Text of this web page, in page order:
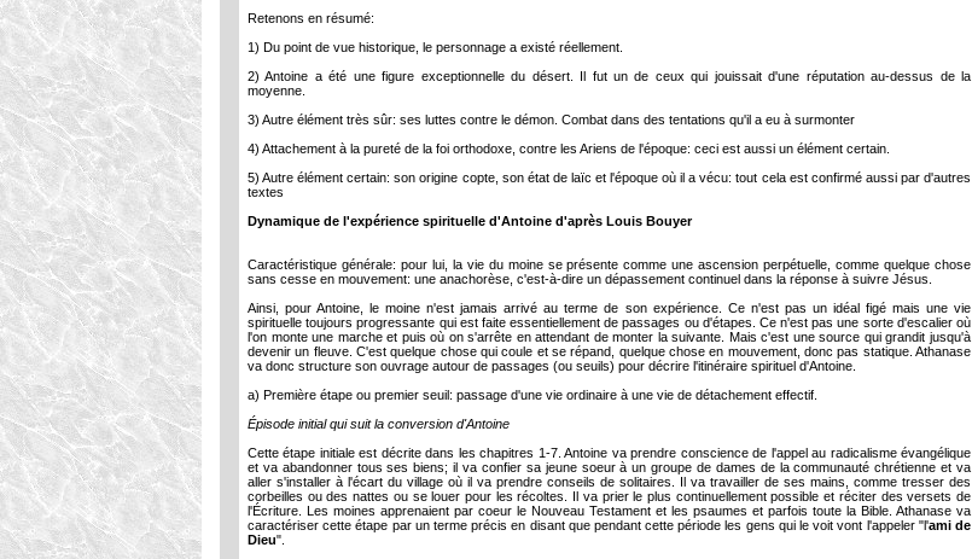
Retenons en résumé:
1) Du point de vue historique, le personnage a existé réellement.
2) Antoine a été une figure exceptionnelle du désert. Il fut un de ceux qui jouissait d'une réputation au-dessus de la
moyenne.
3) Autre élément très sûr: ses luttes contre le démon. Combat dans des tentations qu'il a eu à surmonter
4) Attachement à la pureté de la foi orthodoxe, contre les Ariens de l'époque: ceci est aussi un élément certain.
5) Autre élément certain: son origine copte, son état de laïc et l'époque où il a vécu: tout cela est confirmé aussi par d'autres
textes
Dynamique de l'expérience spirituelle d'Antoine d'après Louis Bouyer
Caractéristique générale: pour lui, la vie du moine se présente comme une ascension perpétuelle, comme quelque chose
sans cesse en mouvement: une anachorèse, c'est-à-dire un dépassement continuel dans la réponse à suivre Jésus.
Ainsi, pour Antoine, le moine n'est jamais arrivé au terme de son expérience. Ce n'est pas un idéal figé mais une vie
spirituelle toujours progressante qui est faite essentiellement de passages ou d'étapes. Ce n'est pas une sorte d'escalier où
l'on monte une marche et puis où on s'arrête en attendant de monter la suivante. Mais c'est une source qui grandit jusqu'à
devenir un fleuve. C'est quelque chose qui coule et se répand, quelque chose en mouvement, donc pas statique. Athanase
va donc structure son ouvrage autour de passages (ou seuils) pour décrire l'itinéraire spirituel d'Antoine.
a) Première étape ou premier seuil: passage d'une vie ordinaire à une vie de détachement effectif.
Épisode initial qui suit la conversion d'Antoine
Cette étape initiale est décrite dans les chapitres 1-7. Antoine va prendre conscience de l'appel au radicalisme évangélique
et va abandonner tous ses biens; il va confier sa jeune soeur à un groupe de dames de la communauté chrétienne et va
aller s'installer à l'écart du village où il va prendre conseils de solitaires. Il va travailler de ses mains, comme tresser des
corbeilles ou des nattes ou se louer pour les récoltes. Il va prier le plus continuellement possible et réciter des versets de
l'Écriture. Les moines apprenaient par coeur le Nouveau Testament et les psaumes et parfois toute la Bible. Athanase va
caractériser cette étape par un terme précis en disant que pendant cette période les gens qui le voit vont l'appeler "l'ami de
Dieu".